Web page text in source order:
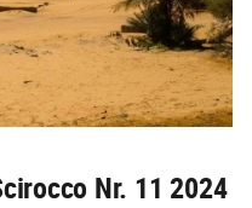
Nr. 11 2024